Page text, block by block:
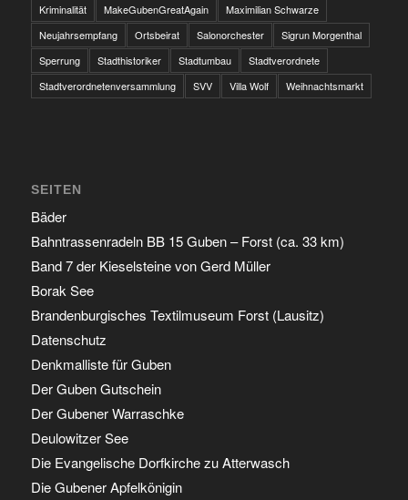
Kriminalität
MakeGubenGreatAgain
Maximilian Schwarze
Neujahrsempfang
Ortsbeirat Salonorchester
Sigrun Morgenthal
Sperrung
Stadthistoriker Stadtumbau
Stadtverordnete
Stadtverordnetenversammlung
SVV Villa Wolf Weihnachtsmarkt
SEITEN
Bäder
Bahntrassenradeln BB 15 Guben – Forst (ca. 33 km)
Band 7 der Kieselsteine von Gerd Müller
Borak See
Brandenburgisches Textilmuseum Forst (Lausitz)
Datenschutz
Denkmalliste für Guben
Der Guben Gutschein
Der Gubener Warraschke
Deulowitzer See
Die Evangelische Dorfkirche zu Atterwasch
Die Gubener Apfelkönigin